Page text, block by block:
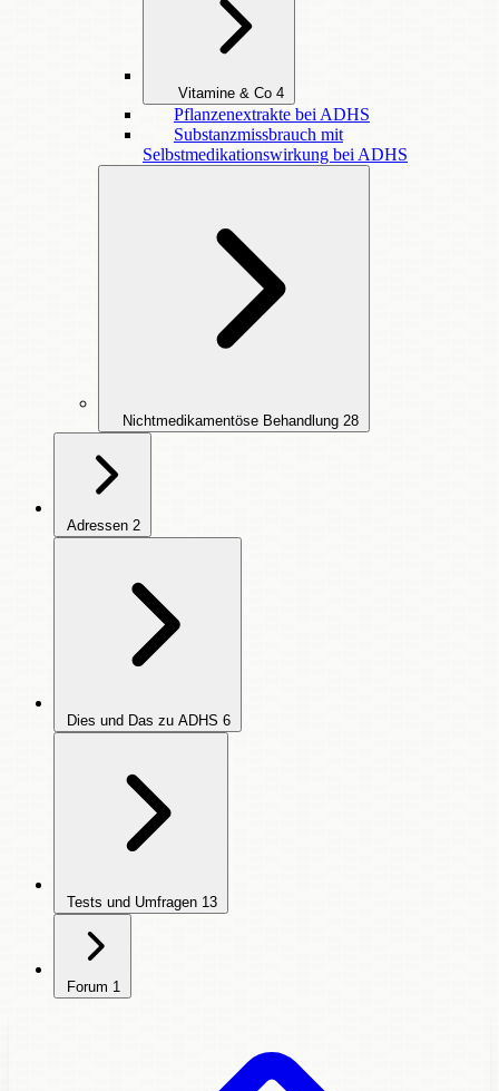
Vitamine & Co 4
Pflanzenextrakte bei ADHS
Substanzmissbrauch mit
Selbstmedikationswirkung bei ADHS
Nichtmedikamentöse Behandlung 28
Adressen 2
Dies und Das zu ADHS 6
Tests und Umfragen 13
Forum 1